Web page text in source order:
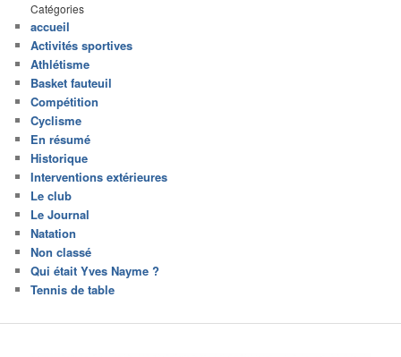
Catégories
accueil
Activités sportives
Athlétisme
Basket fauteuil
Compétition
Cyclisme
En résumé
Historique
Interventions extérieures
Le club
Le Journal
Natation
Non classé
Qui était Yves Nayme ?
Tennis de table